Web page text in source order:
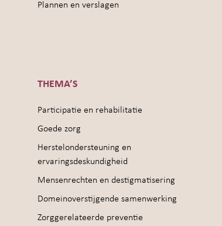
Plannen en verslagen
THEMA’S
Participatie en rehabilitatie
Goede zorg
Herstelondersteuning en
ervaringsdeskundigheid
Mensenrechten en destigmatisering
Domeinoverstijgende samenwerking
Zorggerelateerde preventie